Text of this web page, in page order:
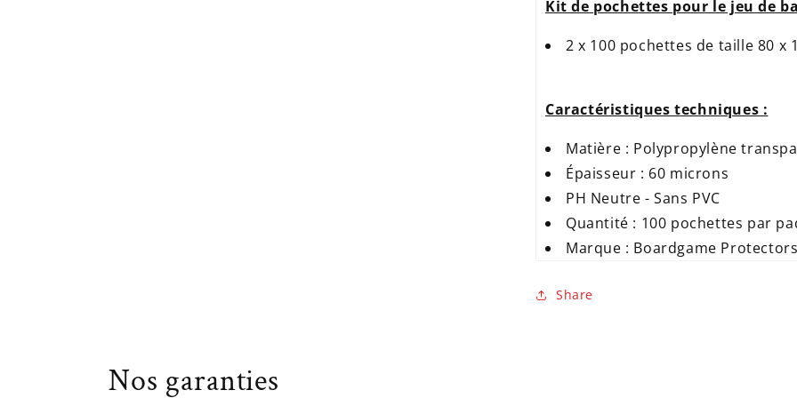
Kit de pochettes pour le jeu de
2 x 100 pochettes de taille 80 x
Caractéristiques techniques :
Matière : Polypropylène
Épaisseur : 60 microns
PH Neutre - Sans PVC
Quantité : 100 pochettes par
Marque : Boardgame Protectors
Share
Nos garanties